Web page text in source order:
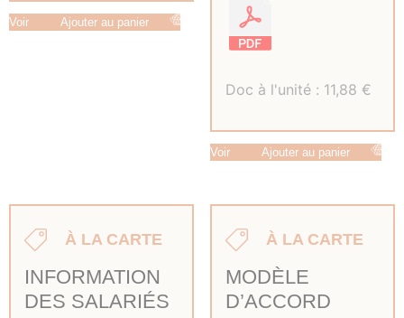
Voir Ajouter au panier
Doc à l'unité : 11,88 €
Voir Ajouter au panier
À LA CARTE
INFORMATION
DES SALARIÉS
À LA CARTE
MODÈLE
D’ACCORD